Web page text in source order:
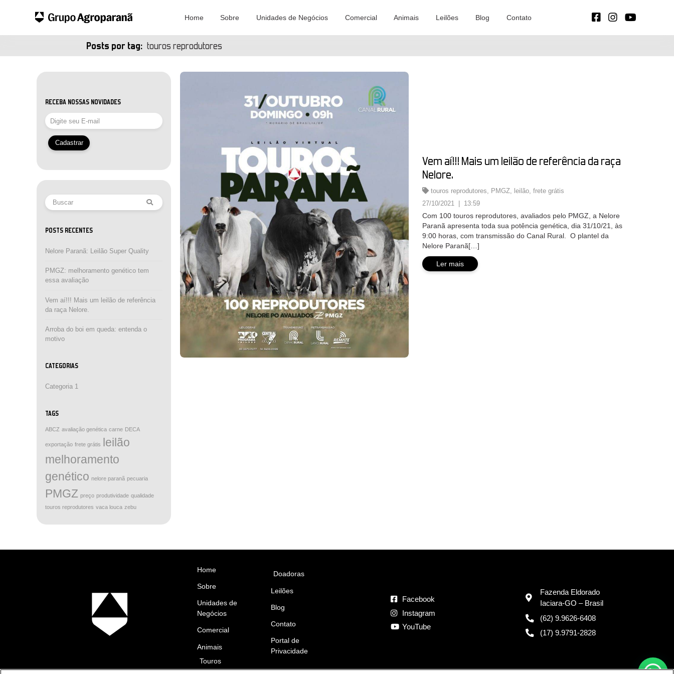
Home Sobre Unidades de Negócios Comercial Animais Leilões Blog Contato
Posts por tag: touros reprodutores
RECEBA NOSSAS NOVIDADES
POSTS RECENTES
Nelore Paranã: Leilão Super Quality
PMGZ: melhoramento genético tem
essa avaliação
Vem aí!!! Mais um leilão de referência
da raça Nelore.
Arroba do boi em queda: entenda o
motivo
CATEGORIAS
Categoria 1
TAGS
ABCZ avaliação genética carne DECA
exportação frete grátis leilão
melhoramento
genético nelore paranã pecuaria
PMGZ preço produtividade qualidade
touros reprodutores vaca louca zebu
Vem aí!!! Mais um leilão de referência da raça
Nelore.
touros reprodutores PMGZ leilão ,frete grátis
27/10/2021 | 13:59
Com 100 touros reprodutores, avaliados pelo PMGZ, a Nelore
Paranã apresenta toda sua potência genética, dia 31/10/21, às
9:00 horas, com transmissão do Canal Rural. O plantel da
Nelore Paranã[…]
Ler mais
Home
Sobre
Unidades de
Negócios
Comercial
Animais
Touros
Doadoras
Leilões
Blog
Contato
Portal de
Privacidade
Facebook
Instagram
YouTube
Fazenda Eldorado
Iaciara-GO – Brasil
(62) 9.9626-6408
(17) 9.9791-2828